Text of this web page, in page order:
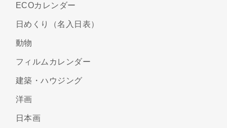
ECOカレンダー
日めくり（名入日表）
動物
フィルムカレンダー
建築・ハウジング
洋画
日本画